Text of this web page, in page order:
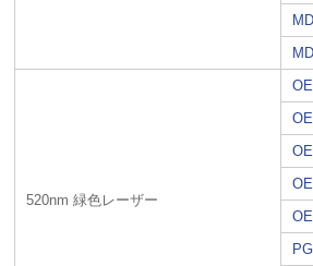
520nm 緑色レーザー